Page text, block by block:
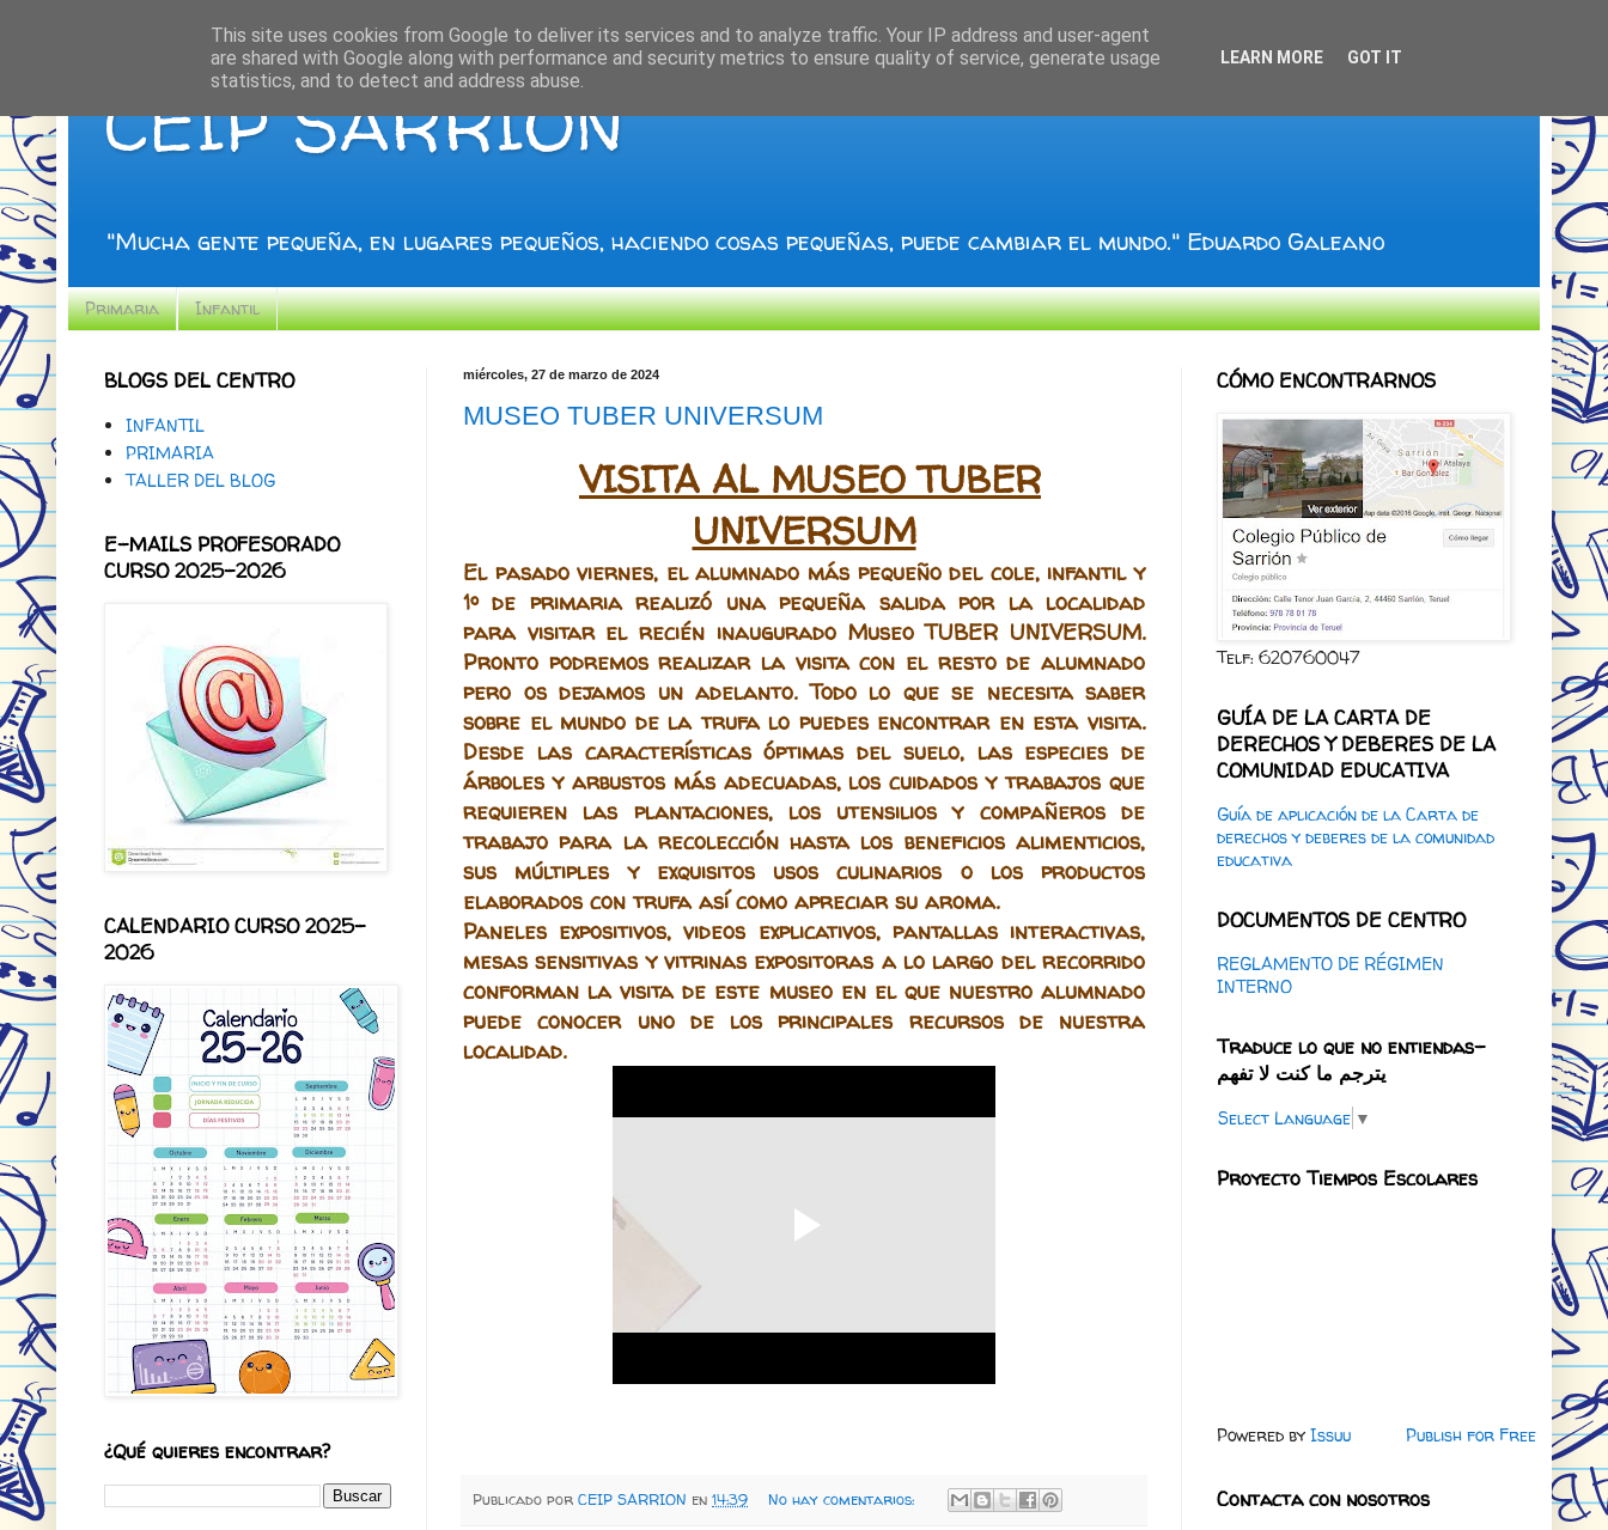
CEIP SARRIÓN
"Mucha gente pequeña, en lugares pequeños, haciendo cosas pequeñas, puede cambiar el mundo." Eduardo Galeano
Primaria Infantil
miércoles, 27 de marzo de 2024
MUSEO TUBER UNIVERSUM
VISITA AL MUSEO TUBER
UNIVERSUM
El pasado viernes, el alumnado más pequeño del cole, infantil y
1º de primaria realizó una pequeña salida por la localidad
para visitar el recién inaugurado Museo TUBER UNIVERSUM.
Pronto podremos realizar la visita con el resto de alumnado
pero os dejamos un adelanto. Todo lo que se necesita saber
sobre el mundo de la trufa lo puedes encontrar en esta visita.
Desde las características óptimas del suelo, las especies de
árboles y arbustos más adecuadas, los cuidados y trabajos que
requieren las plantaciones, los utensilios y compañeros de
trabajo para la recolección hasta los beneficios alimenticios,
sus múltiples y exquisitos usos culinarios o los productos
elaborados con trufa así como apreciar su aroma.
Paneles expositivos, videos explicativos, pantallas interactivas,
mesas sensitivas y vitrinas expositoras a lo largo del recorrido
conforman la visita de este museo en el que nuestro alumnado
puede conocer uno de los principales recursos de nuestra
localidad.
Publicado por CEIP SARRION en 14:39 No hay comentarios:
BLOGS DEL CENTRO
INFANTIL
PRIMARIA
TALLER DEL BLOG
E-MAILS PROFESORADO
CURSO 2025-2026
CALENDARIO CURSO 2025-
2026
¿Qué quieres encontrar?
CÓMO ENCONTRARNOS
Telf: 620760047
GUÍA DE LA CARTA DE
DERECHOS Y DEBERES DE LA
COMUNIDAD EDUCATIVA
Guía de aplicación de la Carta de
derechos y deberes de la comunidad
educativa
DOCUMENTOS DE CENTRO
REGLAMENTO DE RÉGIMEN
INTERNO
Traduce lo que no entiendas-
يترجم ما كنت لا تفهم
Select Language ▼
Proyecto Tiempos Escolares
Powered by Issuu Publish for Free
Contacta con nosotros
This site uses cookies from Google to deliver its services and to analyze traffic. Your IP address and user-agent
are shared with Google along with performance and security metrics to ensure quality of service, generate usage
statistics, and to detect and address abuse.
LEARN MORE GOT IT